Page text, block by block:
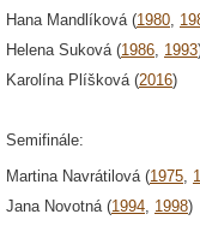
Hana Mandlíková (1980
Helena Suková (1986 1993
Karolína Plíšková (2016)
Semifinále:
Martina Navrátilová (1975,
Jana Novotná (1994, 1998)